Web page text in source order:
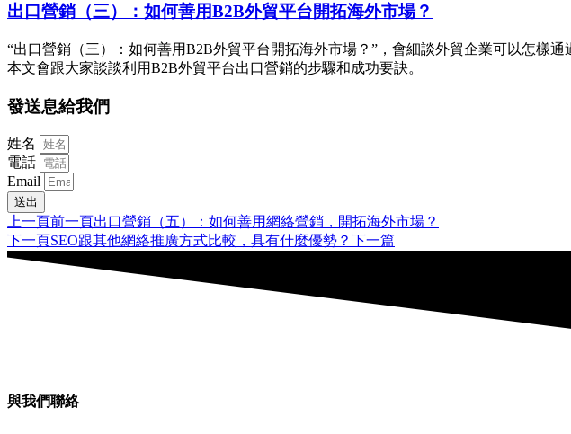
出口營銷（三）：如何善用B2B外貿平台開拓海外市場？
“出口營銷（三）：如何善用B2B外貿平台開拓海外市場？”，會細談外貿企業可以怎樣
本文會跟大家談談利用B2B外貿平台出口營銷的步驟和成功要訣。
發送息給我們
姓名
電話
Email
送出
上一頁前一頁出口營銷（五）：如何善用網絡營銷，開拓海外市場？
下一頁SEO跟其他網絡推廣方式比較，具有什麼優勢？ 下一篇
與我們聯絡